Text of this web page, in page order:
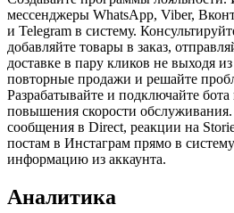
мессенджеры WhatsApp, Viber,
и Telegram в систему.
добавляйте товары в заказ,
доставке в пару кликов не выходя
повторные продажи и решайте
Разрабатывайте и подключайте
повышения скорости
сообщения в Direct, реакции на
постам в Инстаграм прямо в
информацию из аккаунта.
Аналитика